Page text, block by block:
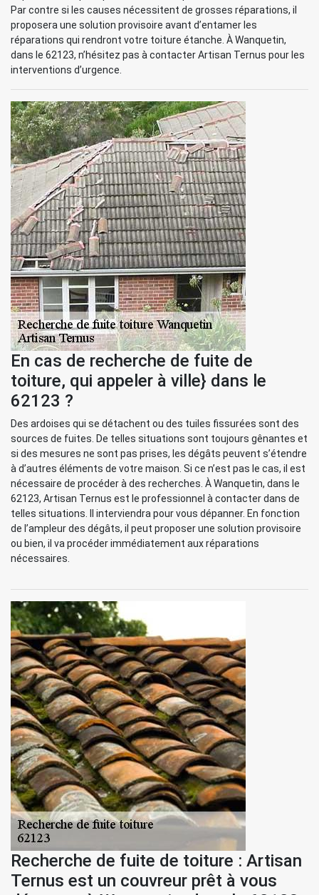
Par contre si les causes nécessitent de grosses réparations, il
proposera une solution provisoire avant d’entamer les
réparations qui rendront votre toiture étanche. À Wanquetin,
dans le 62123, n’hésitez pas à contacter Artisan Ternus pour les
interventions d’urgence.
En cas de recherche de fuite de
toiture, qui appeler à ville} dans le
62123 ?
Des ardoises qui se détachent ou des tuiles fissurées sont des
sources de fuites. De telles situations sont toujours gênantes et
si des mesures ne sont pas prises, les dégâts peuvent s’étendre
à d’autres éléments de votre maison. Si ce n’est pas le cas, il est
nécessaire de procéder à des recherches. À Wanquetin, dans le
62123, Artisan Ternus est le professionnel à contacter dans de
telles situations. Il interviendra pour vous dépanner. En fonction
de l’ampleur des dégâts, il peut proposer une solution provisoire
ou bien, il va procéder immédiatement aux réparations
nécessaires.
Recherche de fuite de toiture : Artisan
Ternus est un couvreur prêt à vous